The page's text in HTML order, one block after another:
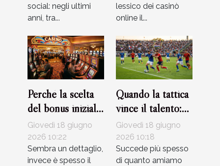
social: negli ultimi
anni, tra...
lessico dei casinò
online il...
Perché la scelta
del bonus iniziale
può influenzare la
tua esperienza al
casinò
Giovedì 18 giugno
2026 10:22
Sembra un dettaglio,
invece è spesso il
Quando la tattica
vince il talento:
storie di partite
indimenticabili
Giovedì 18 giugno
2026 10:18
Succede più spesso
di quanto amiamo